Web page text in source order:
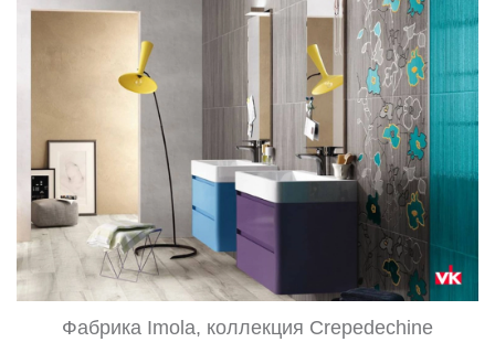
Фабрика Imola, коллекция Crepedechine